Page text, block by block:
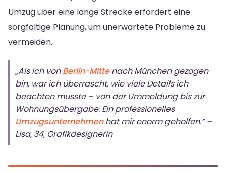
Umzug über eine lange Strecke erfordert eine
sorgfältige Planung, um unerwartete Probleme zu
vermeiden.
„Als ich vonBerlin-Mittenach München gezogen
bin, war ich überrascht, wie viele Details ich
beachten musste – von der Ummeldung bis zur
Wohnungsübergabe. Ein professionelles
Umzugsunternehmenhat mir enorm geholfen.“ –
Lisa, 34, Grafikdesignerin